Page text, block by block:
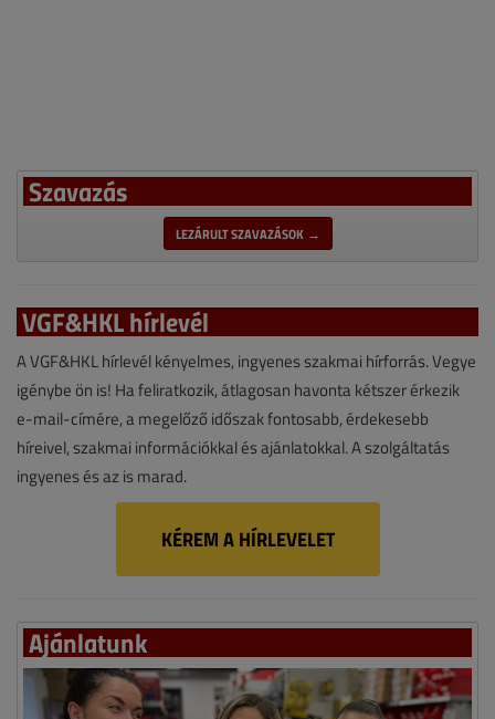
Szavazás
LEZÁRULT SZAVAZÁSOK →
VGF&HKL hírlevél
A VGF&HKL hírlevél kényelmes, ingyenes szakmai hírforrás. Vegye
igénybe ön is! Ha feliratkozik, átlagosan havonta kétszer érkezik
e-mail-címére, a megelőző időszak fontosabb, érdekesebb
híreivel, szakmai információkkal és ajánlatokkal. A szolgáltatás
ingyenes és az is marad.
KÉREM A HÍRLEVELET
Ajánlatunk